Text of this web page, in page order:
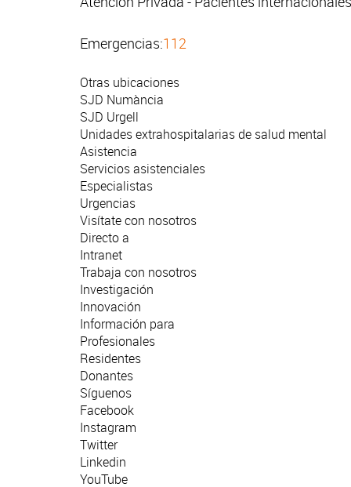
Emergencias:112
Otras ubicaciones
SJD Numància
SJD Urgell
Unidades extrahospitalarias de salud mental
Asistencia
Servicios asistenciales
Especialistas
Urgencias
Visítate con nosotros
Directo a
Intranet
Trabaja con nosotros
Investigación
Innovación
Información para
Profesionales
Residentes
Donantes
Síguenos
Facebook
Instagram
Twitter
Linkedin
YouTube